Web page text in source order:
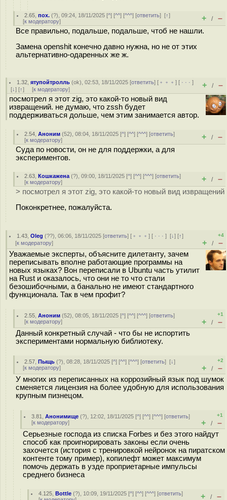
2.65 ,пох. (?), 09:24, 18/11/2025 [^] [^^] [^^^] [ответить][↑]
[к модератору] + / –
Все правильно, подальше, подальше, чтоб не нашли.
Замена openshit конечно давно нужна, но не от этих
альтернативно-одаренных же ж.
1.32 ,ятупойтролль (ok), 02:53, 18/11/2025 [ответить] [ ﹢﹢﹢] [ · · ·]
[↓] [↑] [к модератору] + / –
посмотрел я этот zig, это какой-то новый вид
извращений. не думаю, что zssh будет
поддерживаться дольше, чем этим занимается автор.
2.54 ,Аноним (52), 08:04, 18/11/2025 [^] [^^] [^^^] [ответить]
[к модератору] + / –
Суда по новости, он не для поддержки, а для
экспериментов.
2.63 ,Кошкажена (?), 09:00, 18/11/2025 [^] [^^] [^^^] [ответить]
[к модератору] + / –
> посмотрел я этот zig, это какой-то новый вид извращений
Поконкретнее, пожалуйста.
1.43 ,Oleg (??), 06:06, 18/11/2025 [ответить] [ ﹢﹢﹢] [ · · ·][↓] [↑]
[к модератору]
+4
+ / –
Уважаемые эксперты, объясните дилетанту, зачем
переписывать вполне работающие программы на
новых языках? Вон переписали в Ubuntu часть утилит
на Rust и оказалось, что они не то что стали
безошибочными, а банально не имеют стандартного
функционала. Так в чем профит?
2.55 ,Аноним (52), 08:05, 18/11/2025 [^] [^^] [^^^] [ответить]
[к модератору]
+1
+ / –
Данный конкретный случай - что бы не испортить
экспериментами нормальную библиотеку.
2.57 ,Пыщь (?), 08:28, 18/11/2025 [^] [^^] [^^^] [ответить][↓]
[к модератору]
+2
+ / –
У многих из переписанных на коррозийный язык под шумок
сменяется лицензия на более удобную для использования
крупным пизнецом.
3.81 ,Анонимище (?), 12:02, 18/11/2025 [^] [^^] [^^^] [ответить]
[к модератору]
+1
+ / –
Серьезные господа из списка Forbes и без этого найдут
способ как проигнорировать законы если очень
захочется (история с тренировкой нейронок на пиратском
контенте тому пример), копилефт может максимум
помочь держать в узде проприетарные импульсы
среднего бизнеса
4.125 ,Bottle (?), 10:09, 19/11/2025 [^] [^^] [^^^] [ответить]
+ / –